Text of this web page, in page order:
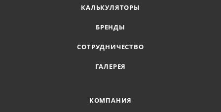
КАЛЬКУЛЯТОРЫ
БРЕНДЫ
СОТРУДНИЧЕСТВО
ГАЛЕРЕЯ
КОМПАНИЯ